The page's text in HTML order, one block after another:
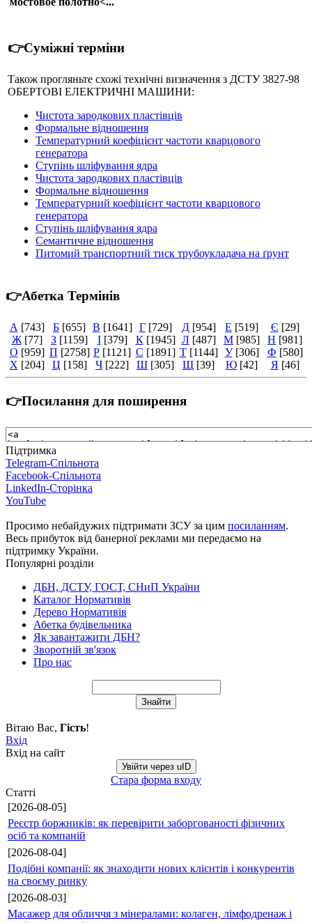
👉Суміжні терміни
Також прогляньте схожі технічні визначення з ДСТУ 3827-98
ОБЕРТОВІ ЕЛЕКТРИЧНІ МАШИНИ:
Чистота зародкових пластівців
Формальне відношення
Температурний коефіцієнт частоти кварцового
генератора
Ступінь шліфування ядра
Чистота зародкових пластівців
Формальне відношення
Температурний коефіцієнт частоти кварцового
генератора
Ступінь шліфування ядра
Семантичне відношення
Питомий транспортний тиск трубоукладача на ґрунт
👉Абетка Термінів
А [743] Б [655] В [1641] Г [729] Д [954] Е [519] Є [29]
Ж [77] З [1159] І [379] К [1945] Л [487] М [985] Н [981]
О [959] П [2758] Р [1121] С [1891] Т [1144] У [306] Ф [580]
Х [204] Ц [158] Ч [222] Ш [305] Щ [39] Ю [42] Я [46]
👉Посилання для поширення
Підтримка
Telegram-Спільнота
Facebook-Спільнота
LinkedIn-Сторінка
YouTube
Просимо небайдужих підтримати ЗСУ за цим посиланням.
Весь прибуток від банерної реклами ми передаємо на
підтримку України.
Популярні розділи
ДБН, ДСТУ, ГОСТ, СНиП України
Каталог Нормативів
Дерево Нормативів
Абетка будівельника
Як завантажити ДБН?
Зворотній зв'язок
Про нас
Вітаю Вас, Гість!
Вхід
Вхід на сайт
Увійти через uID
Стара форма входу
Статті
[2026-08-05]
Реєстр боржників: як перевірити заборгованості фізичних
осіб та компаній
[2026-08-04]
Подібні компанії: як знаходити нових клієнтів і конкурентів
на своєму ринку
[2026-08-03]
Масажер для обличчя з мінералами: колаген, лімфодренаж і